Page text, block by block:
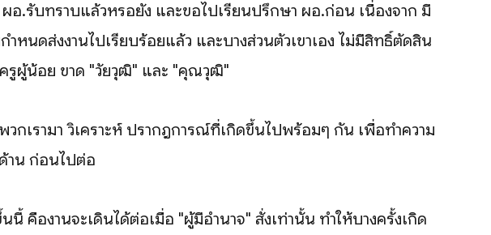
อ.รับทราบแล้วหรือยัง และขอไปเรียนปรึกษา ผอ.ก่อน เนื่องจาก มี
ำหนดส่งงานไปเรียบร้อยแล้ว และบางส่วนตัวเขาเอง ไม่มีสิทธิ์ตัดสิน
ครูผู้น้อย ขาด "วัยวุฒิ" และ "คุณวุฒิ"
กเรามา วิเคราะห์ ปรากฎการณ์ที่เกิดขึ้นไปพร้อมๆ กัน เพื่อทำความ
าน ก่อนไปต่อ
คืองานจะเดินได้ต่อเมื่อ "ผู้มีอำนาจ" สั่งเท่านั้น ทำให้บางครั้งเกิด